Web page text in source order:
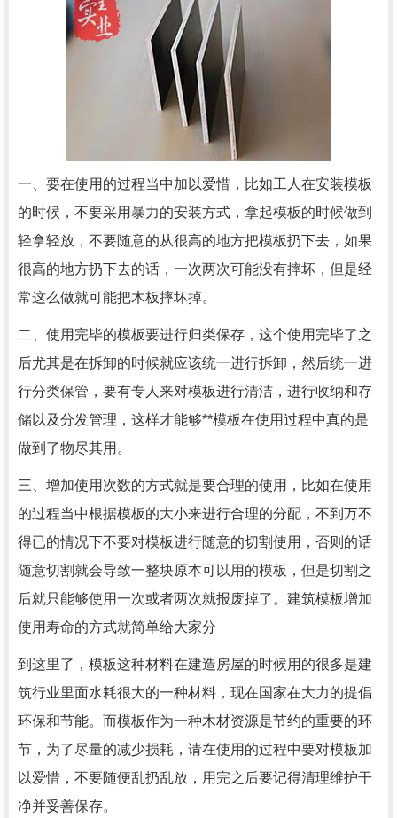
一、要在使用的过程当中加以爱惜，比如工人在安装模板
的时候，不要采用暴力的安装方式，拿起模板的时候做到
轻拿轻放，不要随意的从很高的地方把模板扔下去，如果
很高的地方扔下去的话，一次两次可能没有摔坏，但是经
常这么做就可能把木板摔坏掉。
二、使用完毕的模板要进行归类保存，这个使用完毕了之
后尤其是在拆卸的时候就应该统一进行拆卸，然后统一进
行分类保管，要有专人来对模板进行清洁，进行收纳和存
储以及分发管理，这样才能够**模板在使用过程中真的是
做到了物尽其用。
三、增加使用次数的方式就是要合理的使用，比如在使用
的过程当中根据模板的大小来进行合理的分配，不到万不
得已的情况下不要对模板进行随意的切割使用，否则的话
随意切割就会导致一整块原本可以用的模板，但是切割之
后就只能够使用一次或者两次就报废掉了。建筑模板增加
使用寿命的方式就简单给大家分
到这里了，模板这种材料在建造房屋的时候用的很多是建
筑行业里面水耗很大的一种材料，现在国家在大力的提倡
环保和节能。而模板作为一种木材资源是节约的重要的环
节，为了尽量的减少损耗，请在使用的过程中要对模板加
以爱惜，不要随便乱扔乱放，用完之后要记得清理维护干
净并妥善保存。